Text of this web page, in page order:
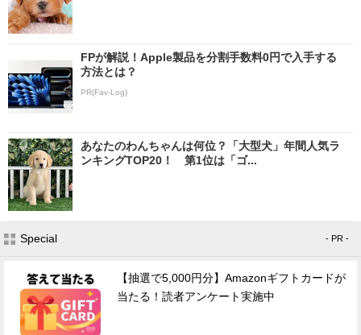
FPが解説！Apple製品を分割手数料0円で入手する
方法とは？
PR(Fav-Log)
あなたのわんちゃんは何位？「大型犬」年間人気ラ
ンキングTOP20！ 第1位は「ゴ...
Special - PR -
【抽選で5,000円分】Amazonギフトカードが
当たる！読者アンケート実施中